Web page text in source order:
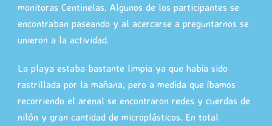
monitoras Centinelas. Algunos de los participantes se
encontraban paseando y al acercarse a preguntarnos se
unieron a la actividad.
La playa estaba bastante limpia ya que había sido
rastrillada por la mañana, pero a medida que íbamos
recorriendo el arenal se encontraron redes y cuerdas de
nilón y gran cantidad de microplásticos. En total